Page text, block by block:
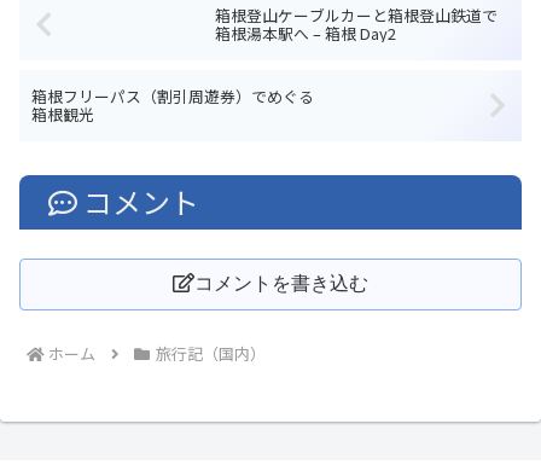
箱根登山ケーブルカーと箱根登山鉄道で
箱根湯本駅へ – 箱根 Day2
箱根フリーパス（割引周遊券）でめぐる
箱根観光
コメント
コメントを書き込む
ホーム 旅行記（国内）